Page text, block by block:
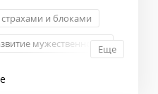
страхами и блоками
мужественностиЕще